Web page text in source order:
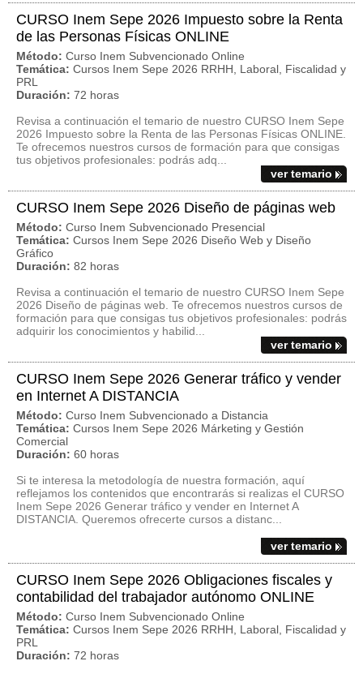
CURSO Inem Sepe 2026 Impuesto sobre la Renta
de las Personas Físicas ONLINE
Método: Curso Inem Subvencionado Online
Temática: Cursos Inem Sepe 2026 RRHH, Laboral, Fiscalidad y
PRL
Duración: 72 horas
Revisa a continuación el temario de nuestro CURSO Inem Sepe
2026 Impuesto sobre la Renta de las Personas Físicas ONLINE.
Te ofrecemos nuestros cursos de formación para que consigas
tus objetivos profesionales: podrás adq...
ver temario
CURSO Inem Sepe 2026 Diseño de páginas web
Método: Curso Inem Subvencionado Presencial
Temática: Cursos Inem Sepe 2026 Diseño Web y Diseño
Gráfico
Duración: 82 horas
Revisa a continuación el temario de nuestro CURSO Inem Sepe
2026 Diseño de páginas web. Te ofrecemos nuestros cursos de
formación para que consigas tus objetivos profesionales: podrás
adquirir los conocimientos y habilid...
ver temario
CURSO Inem Sepe 2026 Generar tráfico y vender
en Internet A DISTANCIA
Método: Curso Inem Subvencionado a Distancia
Temática: Cursos Inem Sepe 2026 Márketing y Gestión
Comercial
Duración: 60 horas
Si te interesa la metodología de nuestra formación, aquí
reflejamos los contenidos que encontrarás si realizas el CURSO
Inem Sepe 2026 Generar tráfico y vender en Internet A
DISTANCIA. Queremos ofrecerte cursos a distanc...
ver temario
CURSO Inem Sepe 2026 Obligaciones fiscales y
contabilidad del trabajador autónomo ONLINE
Método: Curso Inem Subvencionado Online
Temática: Cursos Inem Sepe 2026 RRHH, Laboral, Fiscalidad y
PRL
Duración: 72 horas